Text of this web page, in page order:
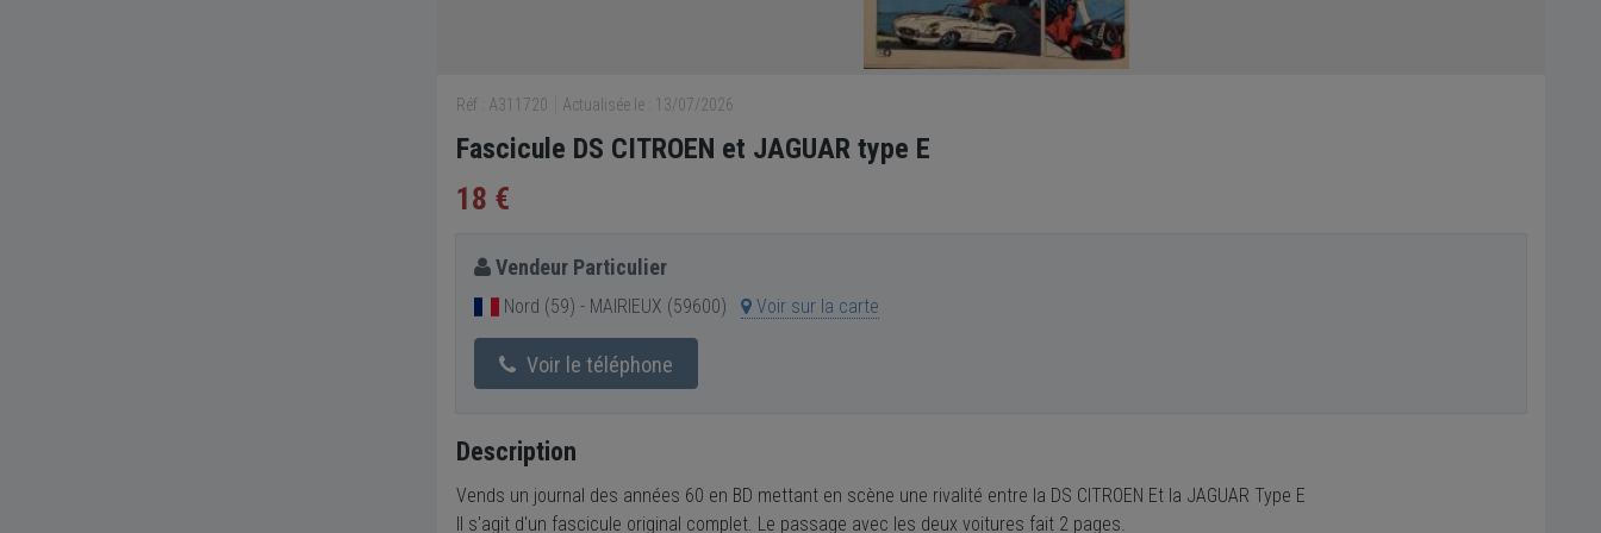
Réf : A311720 Actualisée le : 13/07/2026
Fascicule DS CITROEN et JAGUAR type E
18 €
Vendeur Particulier
Nord (59) - MAIRIEUX (59600) Voir sur la carte
Voir le téléphone
Description
Vends un journal des années 60 en BD mettant en scène une rivalité entre la DS CITROEN Et la JAGUAR Type E
Il s'agit d'un fascicule original complet. Le passage avec les deux voitures fait 2 pages.